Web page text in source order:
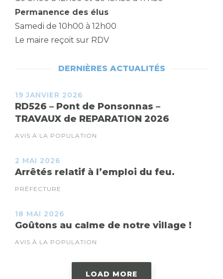
Permanence des élus
Samedi de 10h00 à 12h00
Le maire reçoit sur RDV
DERNIÈRES ACTUALITÉS
19 JANVIER 2026
RD526 – Pont de Ponsonnas –
TRAVAUX de REPARATION 2026
AVIS À LA POPULATION
2 MAI 2026
Arrêtés relatif à l’emploi du feu.
PRÉFECTURE
18 MAI 2026
Goûtons au calme de notre village !
AVIS À LA POPULATION
LOAD MORE